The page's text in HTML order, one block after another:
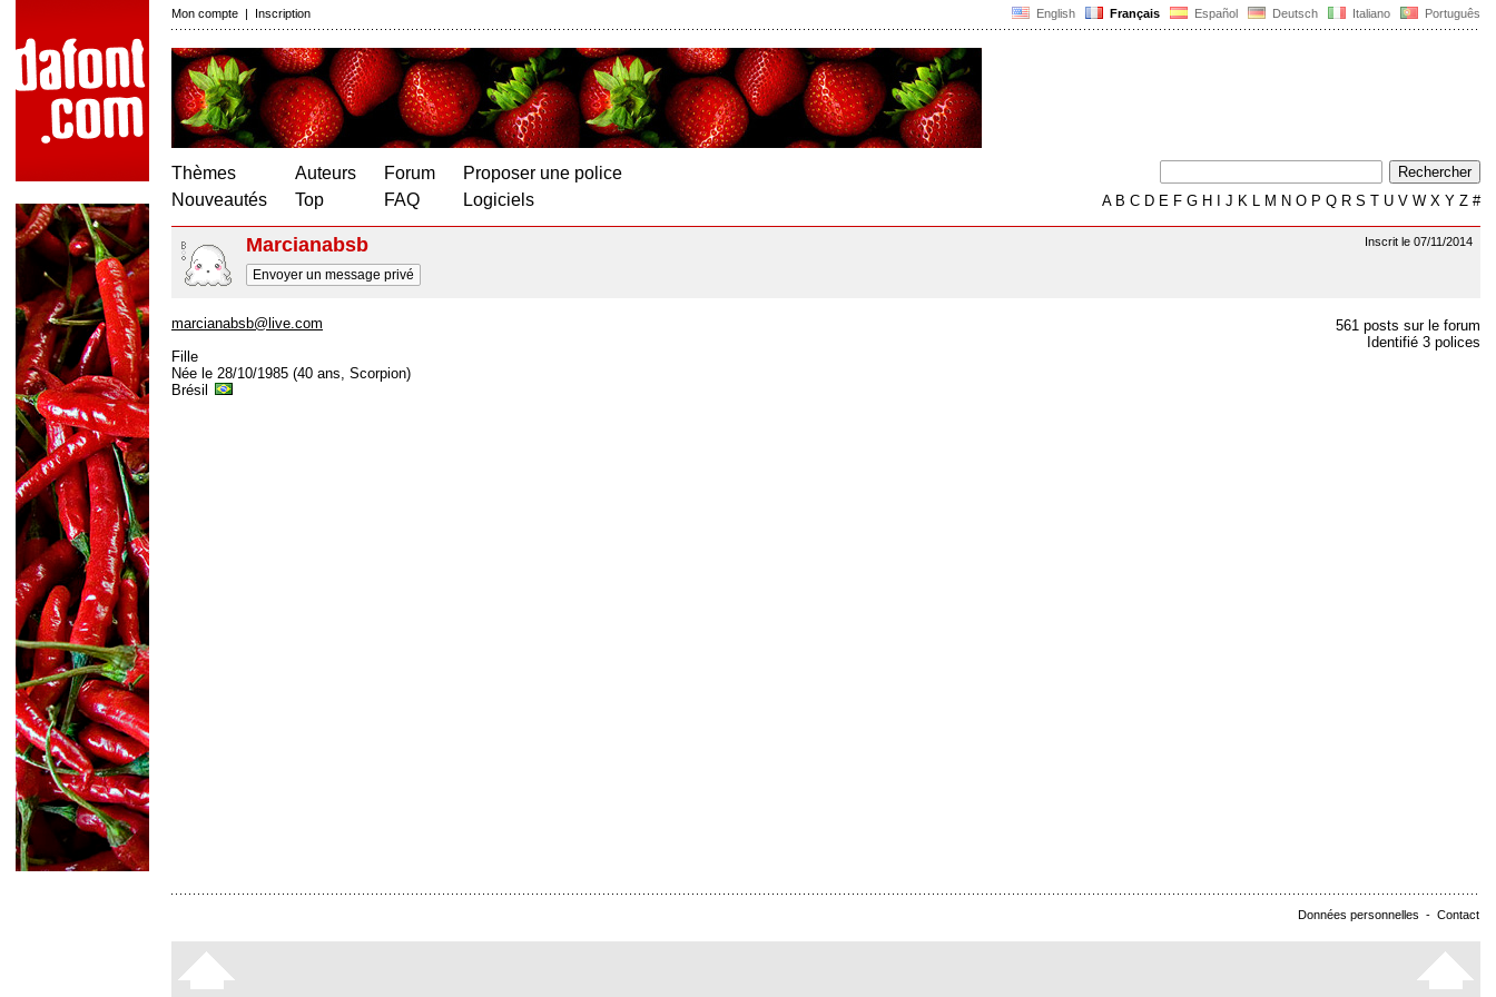
English Français Español Deutsch Italiano Português
Mon compte | Inscription
Thèmes
Nouveautés
Auteurs
Top
Forum
FAQ
Proposer une police
Logiciels
AB C D E F G H J K L M N O P Q R S T U V W X Y Z #
Inscrit le 07/11/2014
Marcianabsb
Envoyer un message privé
561 posts sur le forum
Identifié 3 polices
marcianabsb@live.com
Fille
Née le 28/10/1985 (40 ans, Scorpion)
Brésil
Données personnelles - Contact